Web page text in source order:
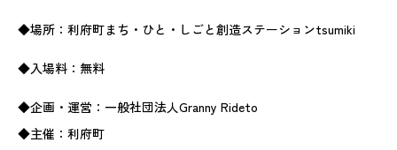
◆場所：利府町まち・ひと・しごと創造ステーションtsumiki
◆入場料：無料
◆企画・運営：一般社団法人Granny Rideto
◆主催：利府町